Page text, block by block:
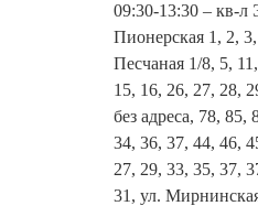
09:30-13:30 – кв-л
Пионерская 1, 2,
Песчаная 1/8, 5,
15, 16, 26, 27, 28,
без адреса, 78,
34, 36, 37, 44, 46,
27, 29, 33, 35, 37,
31, ул.